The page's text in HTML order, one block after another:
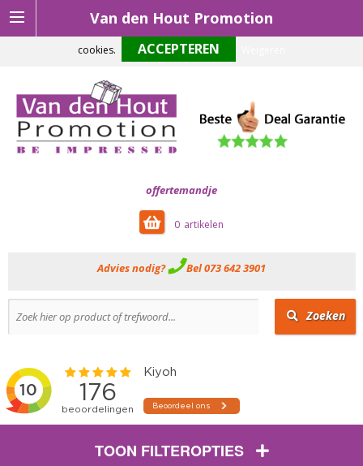
Van den Hout Promotion
offertemandje
0
Advies nodig? Bel 073 642 3901
Zoeken
TOON FILTEROPTIES
Om onze website optimaal te laten functioneren maken wij gebruik van
cookies.